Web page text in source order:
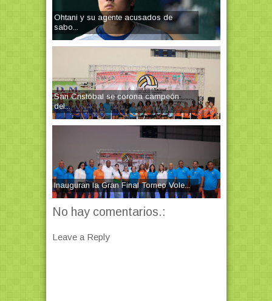
Ohtani y su agente acusados de
sabo...
San Cristóbal se corona campeón
del...
Inauguran la Gran Final Torneo Vole...
No hay comentarios.:
Leave a Reply